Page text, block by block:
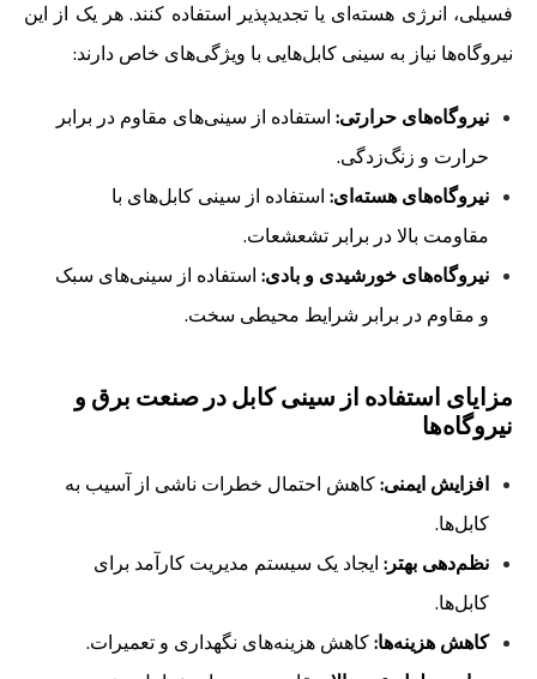
فسیلی، انرژی هسته‌ای یا تجدیدپذیر استفاده کنند. هر یک از این
نیروگاه‌ها نیاز به سینی کابل‌هایی با ویژگی‌های خاص دارند:
نیروگاه‌های حرارتی: استفاده از سینی‌های مقاوم در برابر
حرارت و زنگ‌زدگی.
نیروگاه‌های هسته‌ای: استفاده از سینی کابل‌های با
مقاومت بالا در برابر تشعشعات.
نیروگاه‌های خورشیدی و بادی: استفاده از سینی‌های سبک
و مقاوم در برابر شرایط محیطی سخت.
مزایای استفاده از سینی کابل در صنعت برق و
نیروگاه‌ها
افزایش ایمنی: کاهش احتمال خطرات ناشی از آسیب به
کابل‌ها.
نظم‌دهی بهتر: ایجاد یک سیستم مدیریت کارآمد برای
کابل‌ها.
کاهش هزینه‌ها: کاهش هزینه‌های نگهداری و تعمیرات.